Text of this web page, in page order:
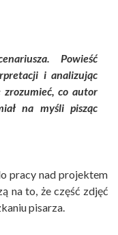
Powieść
i analizując
zrozumieć, co autor
na myśli pisząc
pracy nad projektem
na to, że część zdjęć
pisarza.